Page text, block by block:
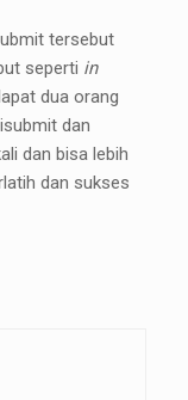
tersebut
seperti in
dua orang
dan
dan bisa lebih
dan sukses